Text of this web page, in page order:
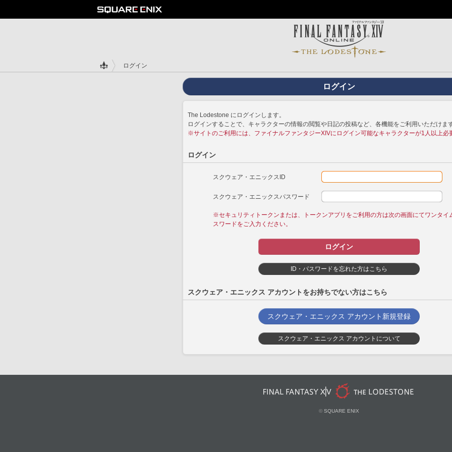
ログイン
ログイン
The Lodestone にログインします。
ログインすることで、キャラクターの情報の閲覧や日記の投稿など、各機能をご利用いただけます
※サイトのご利用には、ファイナルファンタジーXIVにログイン可能なキャラクターが1人以上必
ログイン
スクウェア・エニックスID
スクウェア・エニックスパスワード
※セキュリティトークンまたは、トークンアプリをご利用の方は次の画面にてワンタイ
スワードをご入力ください。
ログイン
ID・パスワードを忘れた方はこちら
スクウェア・エニックス アカウントをお持ちでない方はこちら
スクウェア・エニックス アカウント新規登録
スクウェア・エニックス アカウントについて
© SQUARE ENIX